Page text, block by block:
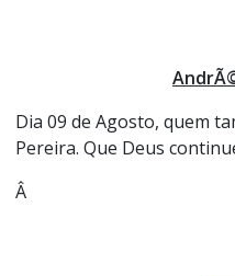
Dia 09 de Agosto, quem
Pereira. Que Deus
Â